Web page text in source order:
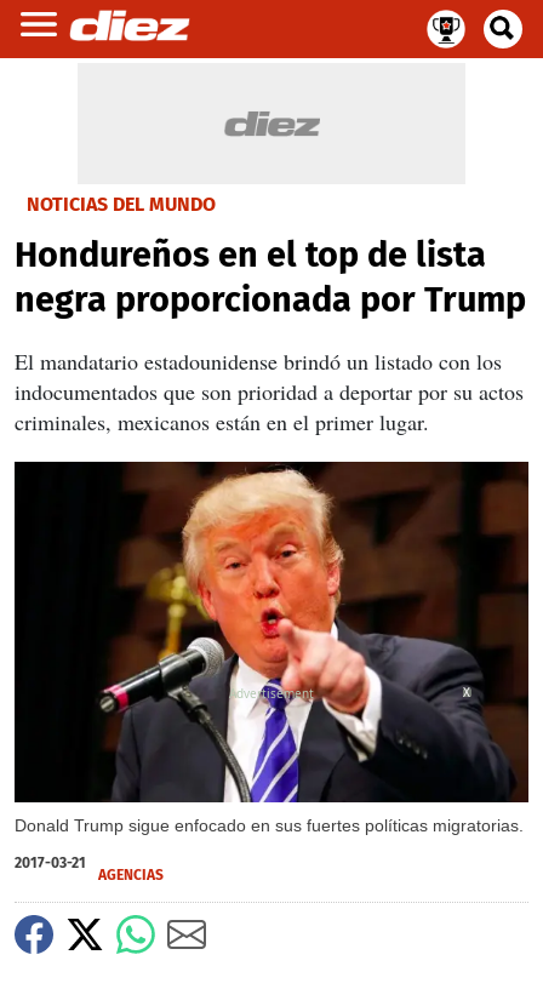
NOTICIAS DEL MUNDO
Hondureños en el top de lista
negra proporcionada por Trump
El mandatario estadounidense brindó un listado con los
indocumentados que son prioridad a deportar por su actos
criminales, mexicanos están en el primer lugar.
Donald Trump sigue enfocado en sus fuertes políticas migratorias.
X
2017-03-21
AGENCIAS